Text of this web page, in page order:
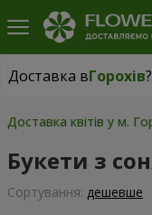
Доставка вГорохів?
Доставка вГорохів|
Доставка квітів у м.
Букети з
Сортування: дешевше